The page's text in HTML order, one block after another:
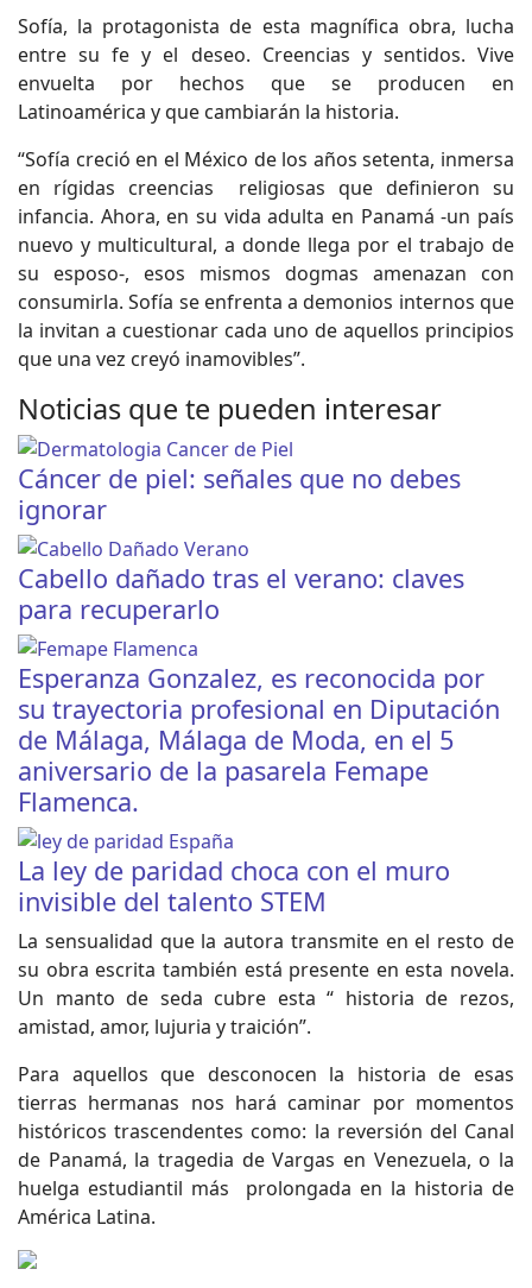
Sofía, la protagonista de esta magnífica obra, lucha
entre su fe y el deseo. Creencias y sentidos. Vive
envuelta por hechos que se producen en
Latinoamérica y que cambiarán la historia.
“Sofía creció en el México de los años setenta, inmersa
en rígidas creencias religiosas que definieron su
infancia. Ahora, en su vida adulta en Panamá -un país
nuevo y multicultural, a donde llega por el trabajo de
su esposo-, esos mismos dogmas amenazan con
consumirla. Sofía se enfrenta a demonios internos que
la invitan a cuestionar cada uno de aquellos principios
que una vez creyó inamovibles”.
Noticias que te pueden interesar
Cáncer de piel: señales que no debes
ignorar
Cabello dañado tras el verano: claves
para recuperarlo
Esperanza Gonzalez, es reconocida por
su trayectoria profesional en Diputación
de Málaga, Málaga de Moda, en el 5
aniversario de la pasarela Femape
Flamenca.
La ley de paridad choca con el muro
invisible del talento STEM
La sensualidad que la autora transmite en el resto de
su obra escrita también está presente en esta novela.
Un manto de seda cubre esta “ historia de rezos,
amistad, amor, lujuria y traición”.
Para aquellos que desconocen la historia de esas
tierras hermanas nos hará caminar por momentos
históricos trascendentes como: la reversión del Canal
de Panamá, la tragedia de Vargas en Venezuela, o la
huelga estudiantil más prolongada en la historia de
América Latina.